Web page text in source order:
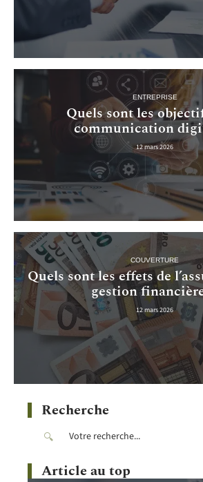
ENTREPRISE
Quels sont les
communication
12 mars 2026
COUVERTURE
Quels sont les effets de
gestion
12 mars 2026
Recherche
Article au top